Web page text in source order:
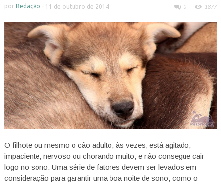
por Redação - 11 de outubro de 2014 0 1877
O filhote ou mesmo o cão adulto, às vezes, está agitado,
impaciente, nervoso ou chorando muito, e não consegue cair
logo no sono. Uma série de fatores devem ser levados em
consideração para garantir uma boa noite de sono, como o